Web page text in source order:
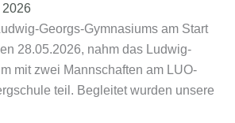
Georgs-Gymnasiums am Start
28.05.2026, nahm das Ludwig-
mit zwei Mannschaften am LUO-
teil. Begleitet wurden unsere